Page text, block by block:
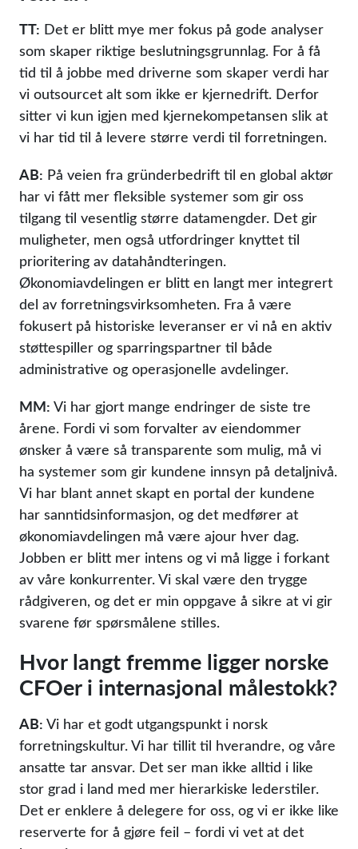
TT: Det er blitt mye mer fokus på gode analyser
som skaper riktige beslutningsgrunnlag. For å få
tid til å jobbe med driverne som skaper verdi har
vi outsourcet alt som ikke er kjernedrift. Derfor
sitter vi kun igjen med kjernekompetansen slik at
vi har tid til å levere større verdi til forretningen.
AB: På veien fra gründerbedrift til en global aktør
har vi fått mer fleksible systemer som gir oss
tilgang til vesentlig større datamengder. Det gir
muligheter, men også utfordringer knyttet til
prioritering av datahåndteringen.
Økonomiavdelingen er blitt en langt mer integrert
del av forretningsvirksomheten. Fra å være
fokusert på historiske leveranser er vi nå en aktiv
støttespiller og sparringspartner til både
administrative og operasjonelle avdelinger.
MM: Vi har gjort mange endringer de siste tre
årene. Fordi vi som forvalter av eiendommer
ønsker å være så transparente som mulig, må vi
ha systemer som gir kundene innsyn på detaljnivå.
Vi har blant annet skapt en portal der kundene
har sanntidsinformasjon, og det medfører at
økonomiavdelingen må være ajour hver dag.
Jobben er blitt mer intens og vi må ligge i forkant
av våre konkurrenter. Vi skal være den trygge
rådgiveren, og det er min oppgave å sikre at vi gir
svarene før spørsmålene stilles.
Hvor langt fremme ligger norske
CFOer i internasjonal målestokk?
AB: Vi har et godt utgangspunkt i norsk
forretningskultur. Vi har tillit til hverandre, og våre
ansatte tar ansvar. Det ser man ikke alltid i like
stor grad i land med mer hierarkiske lederstiler.
Det er enklere å delegere for oss, og vi er ikke like
reserverte for å gjøre feil – fordi vi vet at det